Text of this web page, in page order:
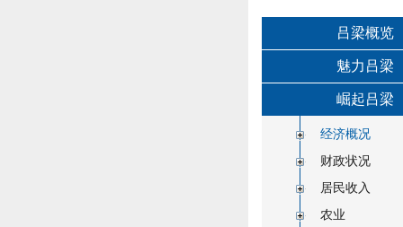
吕梁概览
魅力吕梁
崛起吕梁
经济概况
财政状况
居民收入
农业